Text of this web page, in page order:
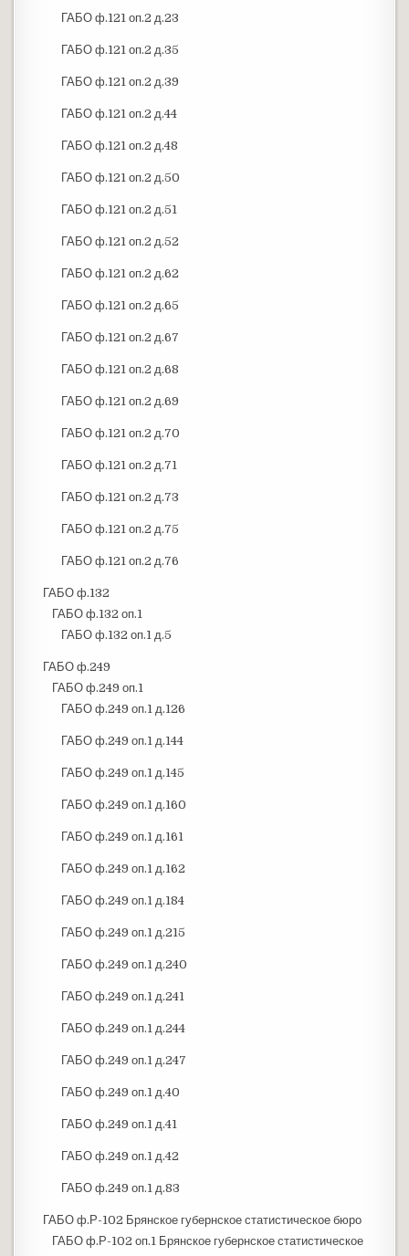
ГАБО ф.121 оп.2 д.23
ГАБО ф.121 оп.2 д.35
ГАБО ф.121 оп.2 д.39
ГАБО ф.121 оп.2 д.44
ГАБО ф.121 оп.2 д.48
ГАБО ф.121 оп.2 д.50
ГАБО ф.121 оп.2 д.51
ГАБО ф.121 оп.2 д.52
ГАБО ф.121 оп.2 д.62
ГАБО ф.121 оп.2 д.65
ГАБО ф.121 оп.2 д.67
ГАБО ф.121 оп.2 д.68
ГАБО ф.121 оп.2 д.69
ГАБО ф.121 оп.2 д.70
ГАБО ф.121 оп.2 д.71
ГАБО ф.121 оп.2 д.73
ГАБО ф.121 оп.2 д.75
ГАБО ф.121 оп.2 д.76
ГАБО ф.132
ГАБО ф.132 оп.1
ГАБО ф.132 оп.1 д.5
ГАБО ф.249
ГАБО ф.249 оп.1
ГАБО ф.249 оп.1 д.126
ГАБО ф.249 оп.1 д.144
ГАБО ф.249 оп.1 д.145
ГАБО ф.249 оп.1 д.160
ГАБО ф.249 оп.1 д.161
ГАБО ф.249 оп.1 д.162
ГАБО ф.249 оп.1 д.184
ГАБО ф.249 оп.1 д.215
ГАБО ф.249 оп.1 д.240
ГАБО ф.249 оп.1 д.241
ГАБО ф.249 оп.1 д.244
ГАБО ф.249 оп.1 д.247
ГАБО ф.249 оп.1 д.40
ГАБО ф.249 оп.1 д.41
ГАБО ф.249 оп.1 д.42
ГАБО ф.249 оп.1 д.83
ГАБО ф.Р-102 Брянское губернское статистическое бюро
ГАБО ф.Р-102 оп.1 Брянское губернское статистическое